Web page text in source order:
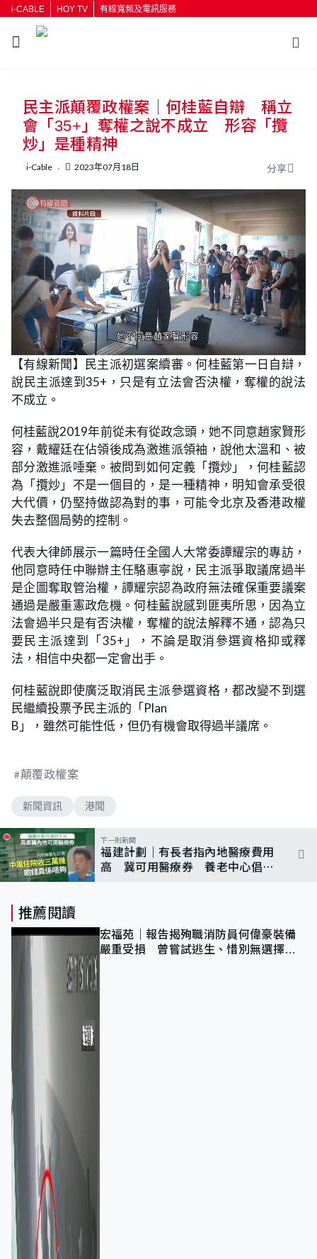
i-CABLE HOY TV 有線寬頻及電訊服務
按輸入鍵開始搜尋
民主派顛覆政權案｜何桂藍自辯 稱立
會「35+」奪權之說不成立 形容「攬
炒」是種精神
i-Cable 2023年07月18日 分享
U
n
m
t
e
L
o
a
d
e
4
8
%
【有線新聞】民主派初選案續審。何桂藍第一日自辯，
說民主派達到35+ ，只是有立法會否決權，奪權的說法
不成立。
何桂藍說2019年前從未有從政念頭，她不同意趙家賢形
容，戴耀廷在佔領後成為激進派領袖，說他太溫和、被
部分激進派唾棄。被問到如何定義「攬炒」，何桂藍認
為「攬炒」不是一個目的，是一種精神，明知會承受很
大代價，仍堅持做認為對的事，可能令北京及香港政權
失去整個局勢的控制。
代表大律師展示一篇時任全國人大常委譚耀宗的專訪，
他同意時任中聯辦主任駱惠寧說，民主派爭取議席過半
是企圖奪取管治權，譚耀宗認為政府無法確保重要議案
通過是嚴重憲政危機。何桂藍說感到匪夷所思，因為立
法會過半只是有否決權，奪權的說法解釋不通，認為只
要民主派達到「35+ 」，不論是取消參選資格抑或釋
法，相信中央都一定會出手。
何桂藍說即使廣泛取消民主派參選資格，都改變不到選
民繼續投票予民主派的「Plan
B 」，雖然可能性低，但仍有機會取得過半議席。
顛覆政權案
新聞資訊 港聞
下一則新聞
福建計劃｜有長者指內地醫療費用
高 冀可用醫療券 養老中心倡加
推薦閱讀
宏福苑｜報告揭殉職消防員何偉豪裝備
嚴重受損 曾嘗試逃生、惜別無選擇下